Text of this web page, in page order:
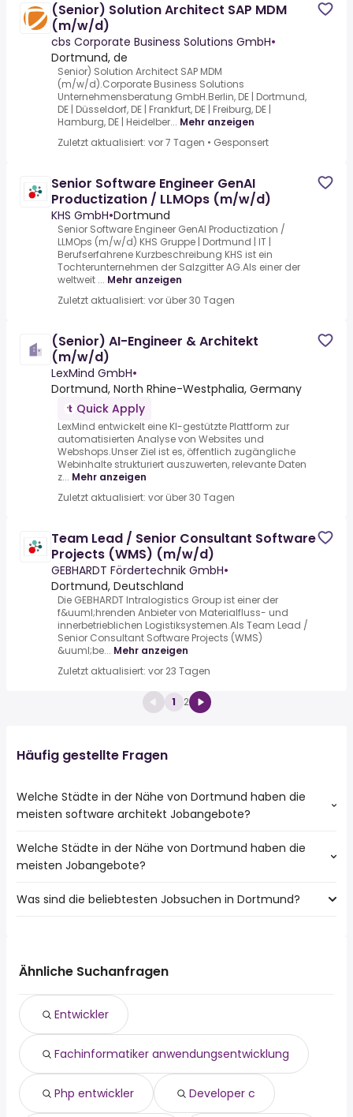
(Senior) Solution Architect SAP MDM
(m/w/d)
cbs Corporate Business Solutions GmbH•
Dortmund, de
Senior) Solution Architect SAP MDM
(m/w/d).Corporate Business Solutions
Unternehmensberatung GmbH.Berlin, DE | Dortmund,
DE | Düsseldorf, DE | Frankfurt, DE | Freiburg, DE |
Hamburg, DE | Heidelber... Mehr anzeigen
Zuletzt aktualisiert: vor 7 Tagen • Gesponsert
Senior Software Engineer GenAI
Productization / LLMOps (m/w/d)
KHS GmbH•Dortmund
Senior Software Engineer GenAI Productization /
LLMOps (m/w/d) KHS Gruppe | Dortmund | IT |
Berufserfahrene Kurzbeschreibung KHS ist ein
Tochterunternehmen der Salzgitter AG.Als einer der
weltweit ... Mehr anzeigen
Zuletzt aktualisiert: vor über 30 Tagen
(Senior) AI-Engineer & Architekt
(m/w/d)
LexMind GmbH•
Dortmund, North Rhine-Westphalia, Germany
Quick Apply
LexMind entwickelt eine KI-gestützte Plattform zur
automatisierten Analyse von Websites und
Webshops.Unser Ziel ist es, öffentlich zugängliche
Webinhalte strukturiert auszuwerten, relevante Daten
z... Mehr anzeigen
Zuletzt aktualisiert: vor über 30 Tagen
Team Lead / Senior Consultant Software
Projects (WMS) (m/w/d)
GEBHARDT Fördertechnik GmbH•
Dortmund, Deutschland
Die GEBHARDT Intralogistics Group ist einer der
f&uuml;hrenden Anbieter von Materialfluss- und
innerbetrieblichen Logistiksystemen.Als Team Lead /
Senior Consultant Software Projects (WMS)
&uuml;be... Mehr anzeigen
Zuletzt aktualisiert: vor 23 Tagen
1 2
Häufig gestellte Fragen
Welche Städte in der Nähe von Dortmund haben die
meisten software architekt Jobangebote?
Städte in der Nähe von Dortmund mit den meisten
software architekt Jobs:
Herne
Welche Städte in der Nähe von Dortmund haben die
meisten Jobangebote?
10 Städte in der Nähe von Dortmund mit den meisten
Herne
Iserlohn
Lünen
Unna
Bergkamen
Ennepetal
Was sind die beliebtesten Jobsuchen in Dortmund?
teilzeit
reinigungskraft
wochenende
aushilfe
homeoffice
minijob
520 euro
lager
Ähnliche Suchanfragen
Entwickler
Fachinformatiker anwendungsentwicklung
Php entwickler Developer c